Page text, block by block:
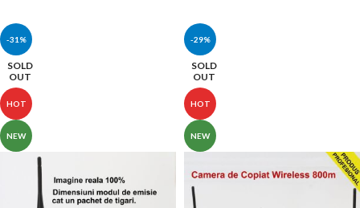
-31%
SOLD
OUT
HOT
NEW
-29%
SOLD
OUT
HOT
NEW